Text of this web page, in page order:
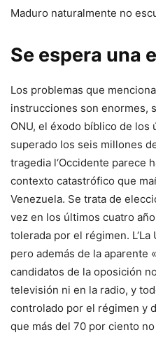
Maduro naturalmente no
Se espera una
Los problemas que
instrucciones son enormes,
ONU, el éxodo bíblico de los
superado los seis millones
tragedia l‘Occidente parece
contexto catastrófico que
Venezuela. Se trata de
vez en los últimos cuatro
tolerada por el régimen. L‘La
pero además de la aparente
candidatos de la oposición
televisión ni en la radio, y
controlado por el régimen y
que más del 70 por ciento